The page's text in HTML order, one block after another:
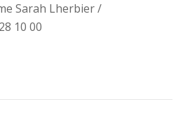
Sarah Lherbier /
10 00